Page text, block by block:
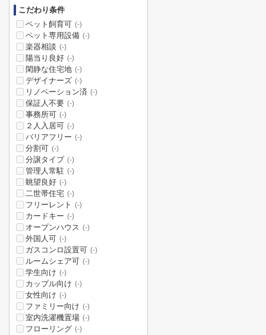
こだわり条件
ペット飼育可 (-)
ペット専用設備 (-)
楽器相談 (-)
陽当り良好 (-)
閑静な住宅地 (-)
デザイナーズ (-)
リノベーション済 (-)
保証人不要 (-)
事務所可 (-)
２人入居可 (-)
バリアフリー (-)
分割可 (-)
分譲タイプ (-)
管理人常駐 (-)
眺望良好 (-)
二世帯住宅 (-)
フリーレント (-)
カードキー (-)
オープンハウス (-)
外国人可 (-)
ガスコンロ設置可 (-)
ルームシェア可 (-)
学生向け (-)
カップル向け (-)
女性向け (-)
ファミリー向け (-)
室内洗濯機置場 (-)
フローリング (-)